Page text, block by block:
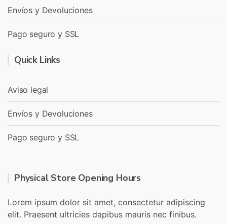
Envíos y Devoluciones
Pago seguro y SSL
Quick Links
Aviso legal
Envíos y Devoluciones
Pago seguro y SSL
Physical Store Opening Hours
Lorem ipsum dolor sit amet, consectetur adipiscing
elit. Praesent ultricies dapibus mauris nec finibus.